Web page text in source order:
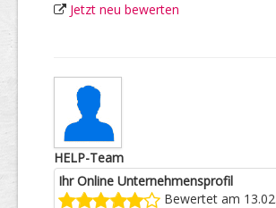
Jetzt neu bewerten
HELP-Team
Ihr Online Unternehmensprofil
Bewertet am